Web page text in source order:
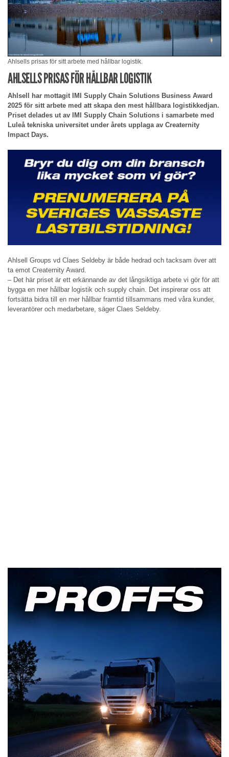
Ahlsells prisas för sitt arbete med hållbar logistik.
AHLSELLS PRISAS FÖR HÅLLBAR LOGISTIK
Ahlsell har mottagit IMI Supply Chain Solutions Business Award
2025 för sitt arbete med att skapa den mest hållbara logistikkedjan.
Priset delades ut av IMI Supply Chain Solutions i samarbete med
Luleå tekniska universitet under årets upplaga av Creaternity
Impact Days.
Ahlsell Groups vd Claes Seldeby är både hedrad och tacksam över att
ta emot Creaternity Award.
– Det här priset är ett erkännande av det långsiktiga arbete vi gör för att
bygga en mer hållbar logistik och supply chain. Det inspirerar oss att
fortsätta bidra till en mer hållbar framtid tillsammans med våra kunder,
leverantörer och medarbetare, säger Claes Seldeby.